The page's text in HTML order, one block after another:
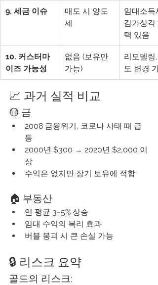
9. 세금 이슈
매도 시 양도
세
임대소득
감가상각
택 있음
10. 커스터마
이즈 가능성
없음 (보유만
가능)
리모델링,
도 변경 가
📈 과거 실적 비교
🟡 금
2008 금융위기, 코로나 사태 때 급
등
2000년 $300 → 2020년 $2,000 이
상
수익은 없지만 장기 보유에 적합
🏠 부동산
연 평균 3~5% 상승
임대 수익의 복리 효과
버블 붕괴 시 큰 손실 가능
🔒 리스크 요약
골드의 리스크: